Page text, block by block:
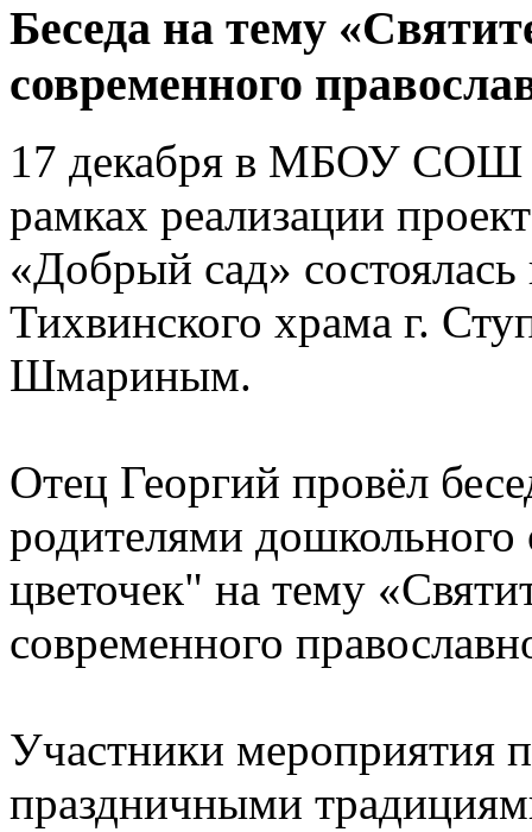
Беседа на тему
современного
17 декабря в МБОУ СОШ
рамках реализации
«Добрый сад» состоялась
Тихвинского храма г.
Шмариным.
Отец Георгий провёл
родителями
цветочек" на тему
современного
Участники мероприятия
праздничными